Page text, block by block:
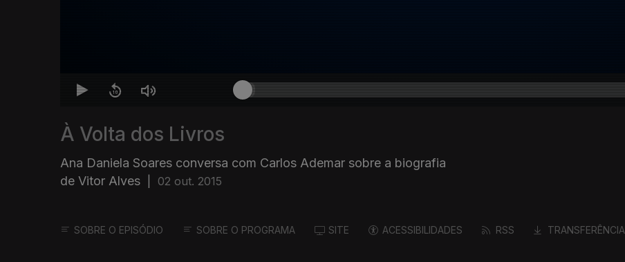
À Volta dos Livros
Ana Daniela Soares conversa com Carlos Ademar sobre a biografia
de Vitor Alves
02 out. 2015
SOBRE O EPISÓDIO SOBRE O PROGRAMA SITE ACESSIBILIDADES RSS TRANSFERÊNCIA